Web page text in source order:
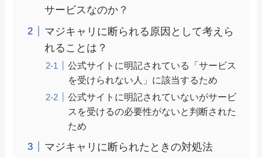
サービスなのか？
マジキャリに断られる原因として考えら
れることは？
公式サイトに明記されている「サービス
を受けられない人」に該当するため
公式サイトに明記されていないがサービ
スを受けるの必要性がないと判断された
ため
マジキャリに断られたときの対処法